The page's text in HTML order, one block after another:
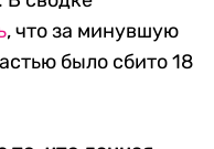
, что за минувшую
было сбито 18